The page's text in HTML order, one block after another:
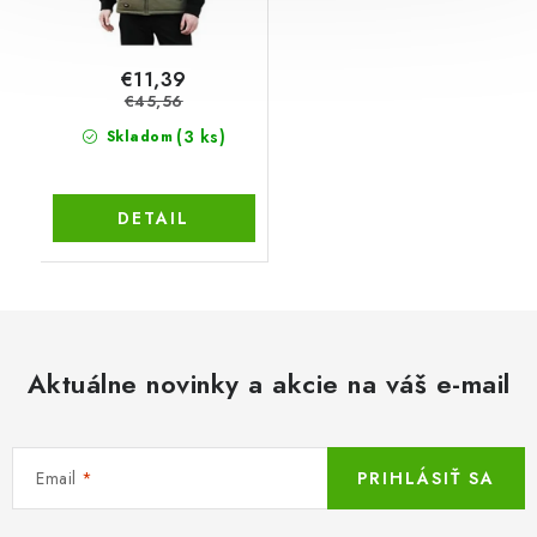
Skladom (3 ks)
€11,39
€45,56
DETAIL
Aktuálne novinky a akcie na váš e-mail
Email PRIHLÁSIŤ SA